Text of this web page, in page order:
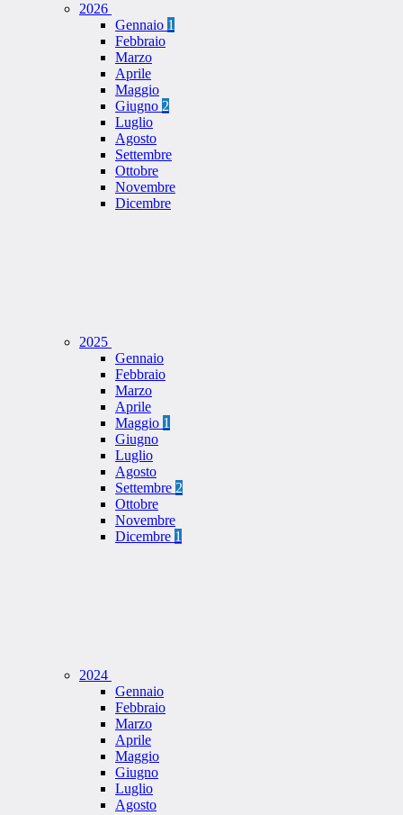
2026
Gennaio 1
Febbraio
Marzo
Aprile
Maggio
Giugno 2
Luglio
Agosto
Settembre
Ottobre
Novembre
Dicembre
2025
Gennaio
Febbraio
Marzo
Aprile
Maggio 1
Giugno
Luglio
Agosto
Settembre 2
Ottobre
Novembre
Dicembre 1
2024
Gennaio
Febbraio
Marzo
Aprile
Maggio
Giugno
Luglio
Agosto